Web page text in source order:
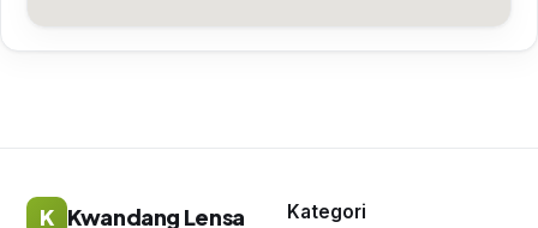
K Kwandang Lensa Kategori